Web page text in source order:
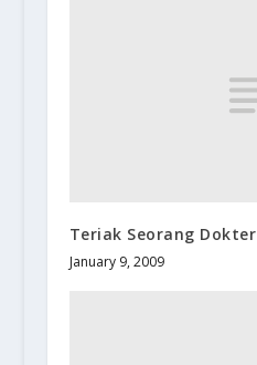
Teriak Seorang Dokter
January 9, 2009